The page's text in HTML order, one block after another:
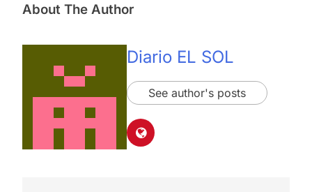
About The Author
Diario EL SOL
See author's posts